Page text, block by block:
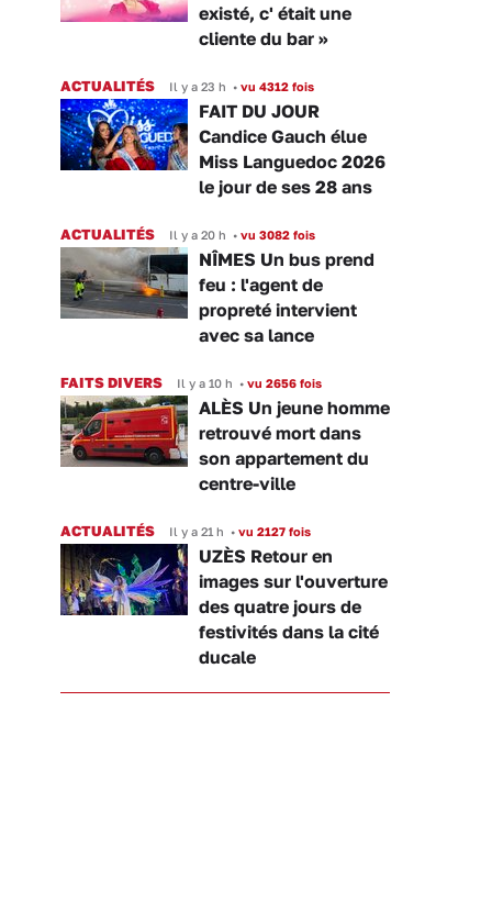
existé, c' était une
cliente du bar »
ACTUALITÉS Il y a 23 h • vu 4312 fois
FAIT DU JOUR
Candice Gauch élue
Miss Languedoc 2026
le jour de ses 28 ans
ACTUALITÉS Il y a 20 h • vu 3082 fois
NÎMES Un bus prend
feu : l'agent de
propreté intervient
avec sa lance
FAITS DIVERS Il y a 10 h • vu 2656 fois
ALÈS Un jeune homme
retrouvé mort dans
son appartement du
centre-ville
ACTUALITÉS Il y a 21 h • vu 2127 fois
UZÈS Retour en
images sur l'ouverture
des quatre jours de
festivités dans la cité
ducale